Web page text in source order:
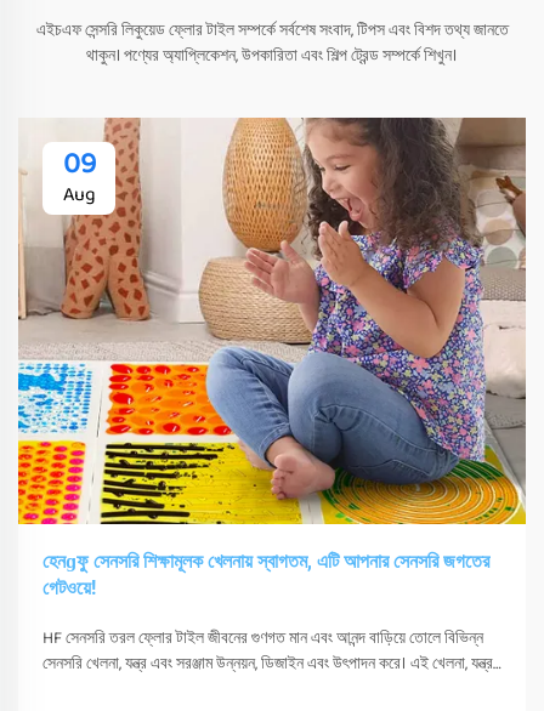
এইচএফ সেন্সরি লিকুয়েড ফ্লোর টাইল সম্পর্কে সর্বশেষ সংবাদ, টিপস এবং বিশদ তথ্য জানতে
থাকুন। পণ্যের অ্যাপ্লিকেশন, উপকারিতা এবং শিল্প ট্রেন্ড সম্পর্কে শিখুন।
09
Aug
হেনɡফু সেনসরি শিক্ষামূলক খেলনায় স্বাগতম, এটি আপনার সেনসরি জগতের
গেটওয়ে!
HF সেনসরি তরল ফ্লোর টাইল জীবনের গুণগত মান এবং আনন্দ বাড়িয়ে তোলে বিভিন্ন
সেনসরি খেলনা, যন্ত্র এবং সরঞ্জাম উন্নয়ন, ডিজাইন এবং উৎপাদন করে। এই খেলনা, যন্ত্র